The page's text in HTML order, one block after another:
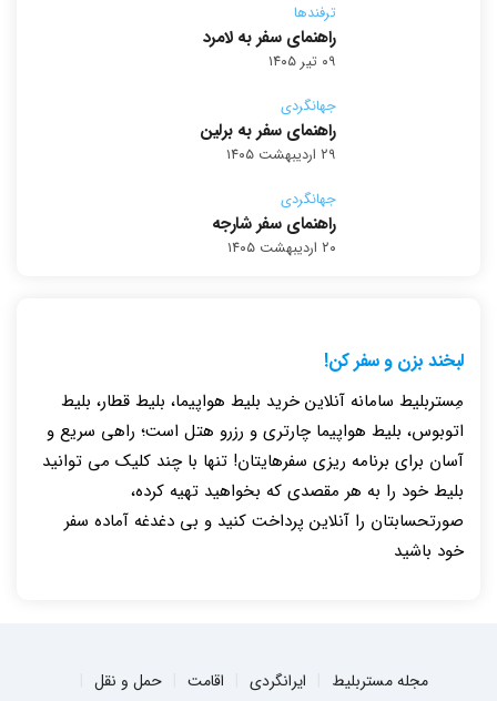
ترفندها
راهنمای سفر به لامرد
۰۹ تیر ۱۴۰۵
جهانگردی
راهنمای سفر به برلین
۲۹ اردیبهشت ۱۴۰۵
جهانگردی
راهنمای سفر شارجه
۲۰ اردیبهشت ۱۴۰۵
لبخند بزن و سفر کن!
مِستربلیط سامانه آنلاین خرید بلیط هواپیما، بلیط قطار، بلیط
اتوبوس، بلیط هواپیما چارتری و رزرو هتل است؛ راهی سریع و
آسان برای برنامه ریزی سفرهایتان! تنها با چند کلیک می توانید
بلیط خود را به هر مقصدی که بخواهید تهیه کرده،
صورتحسابتان را آنلاین پرداخت کنید و بی دغدغه آماده سفر
خود باشید
مجله مستربلیط ایرانگردی اقامت حمل و نقل